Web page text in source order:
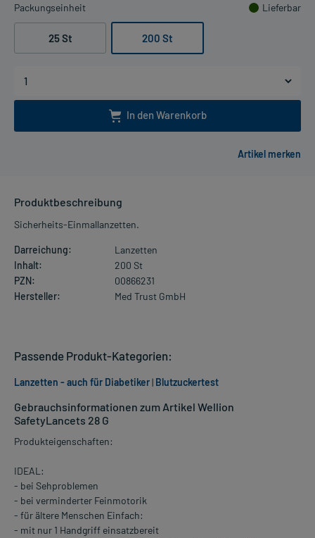
Packungseinheit Lieferbar
25 St 200 St
In den Warenkorb
Produktbeschreibung
Sicherheits-Einmallanzetten.
Darreichung:
Lanzetten
Inhalt:
200 St
PZN:
00866231
Hersteller:
Med Trust GmbH
Gebrauchsinformationen zum Artikel Wellion
SafetyLancets 28 G
Produkteigenschaften:
IDEAL:
- bei Sehproblemen
- bei verminderter Feinmotorik
- für ältere Menschen Einfach:
- mit nur 1 Handgriff einsatzbereit
Passende Produkt-Kategorien:
Lanzetten - auch für Diabetiker| Blutzuckertest